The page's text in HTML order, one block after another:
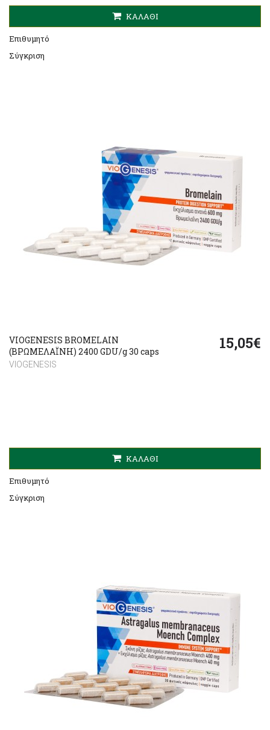
ΚΑΛΆΘΙ
Επιθυμητό
Σύγκριση
VIOGENESIS BROMELAIN
(ΒΡΩΜΕΛΑΪΝΗ) 2400 GDU/g 30 caps
VIOGENESIS
15,05€
ΚΑΛΆΘΙ
Επιθυμητό
Σύγκριση